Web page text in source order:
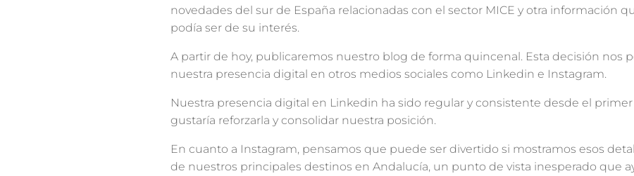
novedades del sur de España relacionadas con el sector MICE y otra información
podía ser de su interés.
A partir de hoy, publicaremos nuestro blog de forma quincenal. Esta decisión nos
nuestra presencia digital en otros medios sociales como Linkedin e Instagram.
Nuestra presencia digital en Linkedin ha sido regular y consistente desde el
gustaría reforzarla y consolidar nuestra posición.
En cuanto a Instagram, pensamos que puede ser divertido si mostramos esos
de nuestros principales destinos en Andalucía, un punto de vista inesperado que